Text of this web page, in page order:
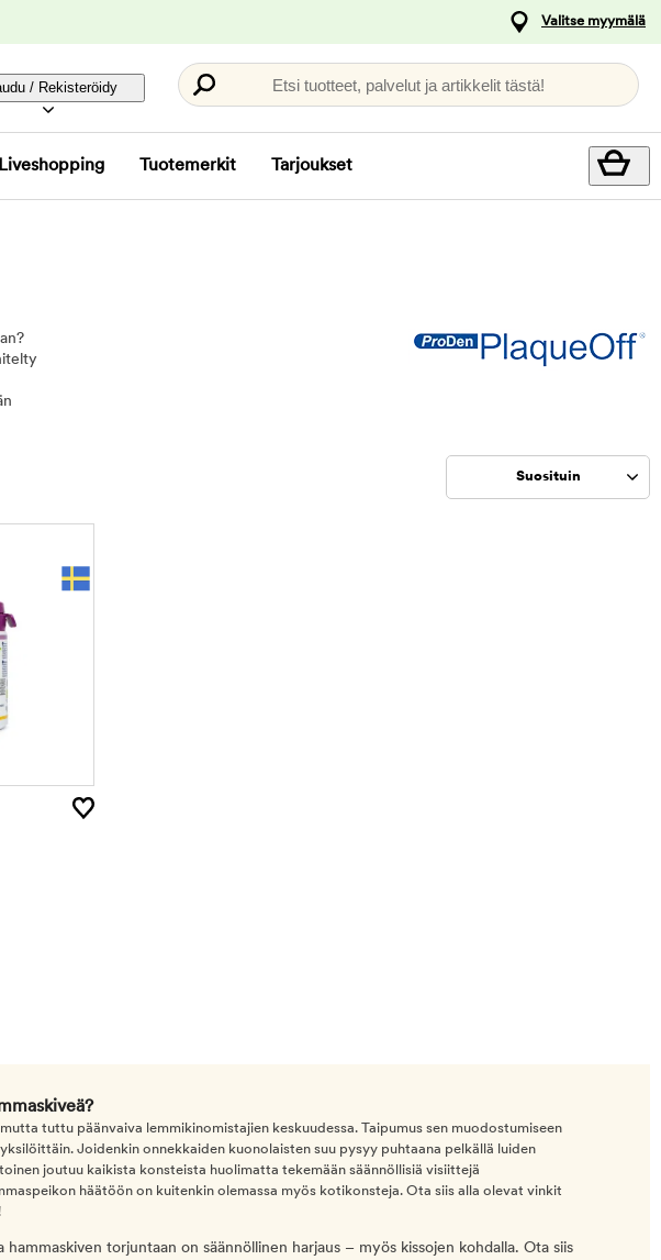
Valitse myymälä
/ Rekisteröidy Etsi tuotteet, palvelut ja artikkelit tästä!
Liveshopping Tuotemerkit Tarjoukset
Suosituin
tuttu päänvaiva lemmikinomistajien keskuudessa. Taipumus sen muodostumiseen
Joidenkin onnekkaiden kuonolaisten suu pysyy puhtaana pelkällä luiden
joutuu kaikista konsteista huolimatta tekemään säännöllisiä visiittejä
häätöön on kuitenkin olemassa myös kotikonsteja. Ota siis alla olevat vinkit
hammaskiven torjuntaan on säännöllinen harjaus – myös kissojen kohdalla. Ota siis